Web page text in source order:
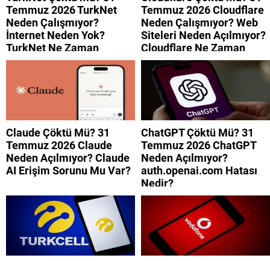
Temmuz 2026 TurkNet
Neden Çalışmıyor?
İnternet Neden Yok?
TurkNet Ne Zaman
Düzelecek?
Temmuz 2026 Cloudflare
Neden Çalışmıyor? Web
Siteleri Neden Açılmıyor?
Cloudflare Ne Zaman
Düzelecek?
Claude Çöktü Mü? 31
Temmuz 2026 Claude
Neden Açılmıyor? Claude
AI Erişim Sorunu Mu Var?
ChatGPT Çöktü Mü? 31
Temmuz 2026 ChatGPT
Neden Açılmıyor?
auth.openai.com Hatası
Nedir?